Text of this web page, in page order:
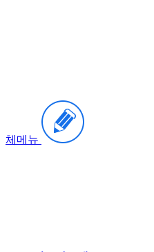
체메뉴